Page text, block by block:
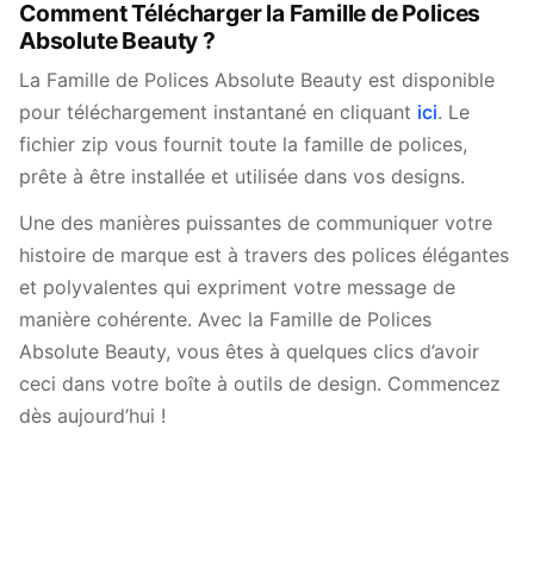
Comment Télécharger la Famille de Polices
Absolute Beauty ?
La Famille de Polices Absolute Beauty est disponible
pour téléchargement instantané en cliquant ici. Le
fichier zip vous fournit toute la famille de polices,
prête à être installée et utilisée dans vos designs.
Une des manières puissantes de communiquer votre
histoire de marque est à travers des polices élégantes
et polyvalentes qui expriment votre message de
manière cohérente. Avec la Famille de Polices
Absolute Beauty, vous êtes à quelques clics d’avoir
ceci dans votre boîte à outils de design. Commencez
dès aujourd’hui !